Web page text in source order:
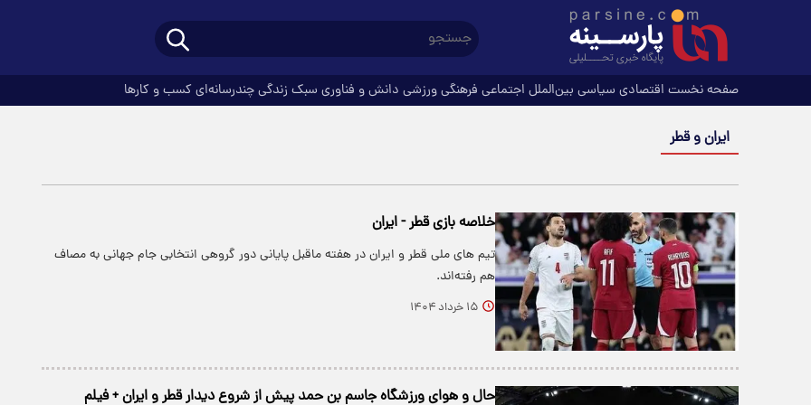
صفحه نخست اقتصادی سیاسی بین‌الملل اجتماعی فرهنگیورزشی دانش و فناوری سبک زندگیچندرسانه‌ای کسب و کارها
ایران و قطر
خلاصه بازی قطر - ایران
تیم های ملی قطر و ایران در هفته ماقبل پایانی دور گروهی انتخابی جام جهانی به مصاف
هم رفته‌اند.
۱۵ خرداد ۱۴۰۴
حال و هوای ورزشگاه جاسم بن حمد پیش از شروع دیدار قطر و ایران + فیلم